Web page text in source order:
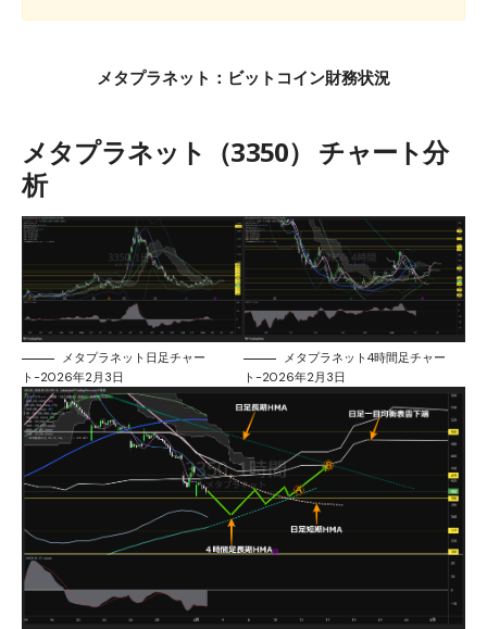
メタプラネット：ビットコイン財務状況
メタプラネット（3350） チャート分
析
メタプラネット日足チャー
ト-2026年2月3日
メタプラネット4時間足チャー
ト-2026年2月3日